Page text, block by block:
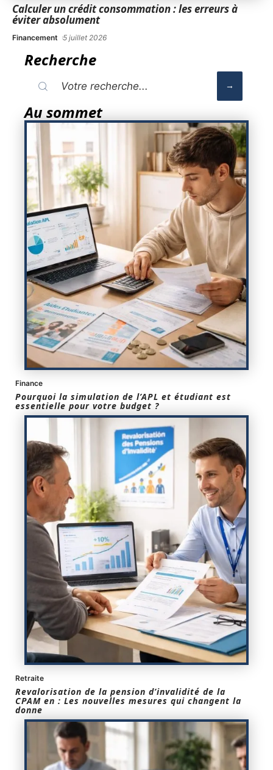
Calculer un crédit consommation : les erreurs à
éviter absolument
Financement 5 juillet 2026
Recherche
Au sommet
Finance
Pourquoi la simulation de l’APL et étudiant est
essentielle pour votre budget ?
Retraite
Revalorisation de la pension d’invalidité de la
CPAM en : Les nouvelles mesures qui changent la
donne